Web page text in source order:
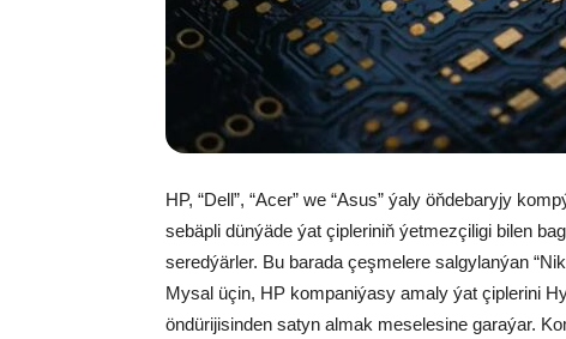
HP, “Dell”, “Acer” we “Asus” ýaly öňdebaryjy
sebäpli dünýäde ýat çipleriniň ýetmezçiligi bilen
seredýärler. Bu barada çeşmelere salgylanýan
Mysal üçin, HP kompaniýasy amaly ýat çiplerini
öndürijisinden satyn almak meselesine garaýar.